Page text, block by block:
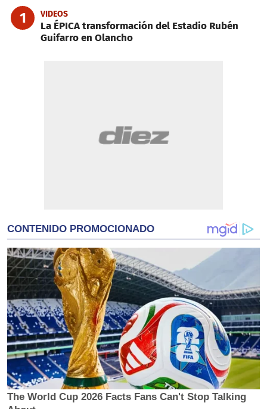
1 VIDEOS
La ÉPICA transformación del Estadio Rubén
Guifarro en Olancho